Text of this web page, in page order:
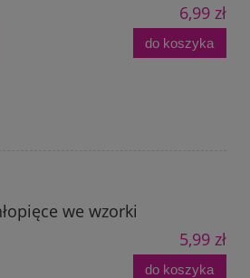
6,99 zł
do koszyka
we wzorki
5,99 zł
do koszyka